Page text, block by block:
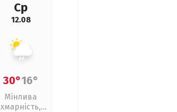
Ср
12.08
30°16°
Мінлива
хмарність,